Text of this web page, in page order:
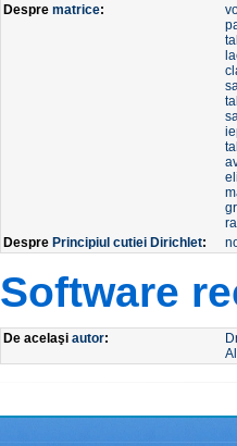
Despre matrice:
Despre Principiul cutiei Dirichlet:
Software
De acelaşi autor: